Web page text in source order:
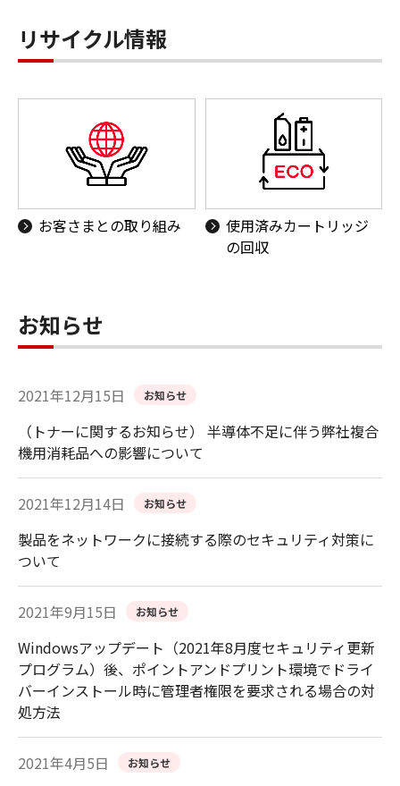
リサイクル情報
お客さまとの取り組み
使用済みカートリッジ
の回収
お知らせ
2021年12月15日 お知らせ
（トナーに関するお知らせ） 半導体不足に伴う弊社複合
機用消耗品への影響について
2021年12月14日 お知らせ
製品をネットワークに接続する際のセキュリティ対策に
ついて
2021年9月15日 お知らせ
Windowsアップデート（2021年8月度セキュリティ更新
プログラム）後、ポイントアンドプリント環境でドライ
バーインストール時に管理者権限を要求される場合の対
処方法
2021年4月5日 お知らせ